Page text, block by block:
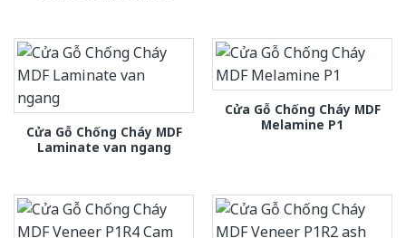
Cửa Gỗ Chống Cháy MDF
Laminate van ngang
Cửa Gỗ Chống Cháy MDF
Melamine P1